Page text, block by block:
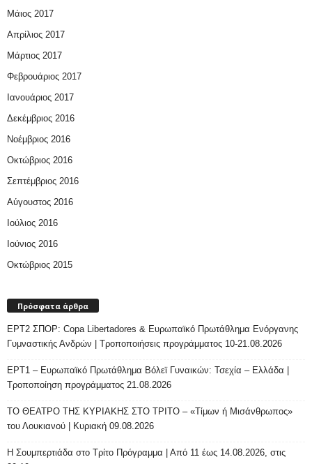
Μάιος 2017
Απρίλιος 2017
Μάρτιος 2017
Φεβρουάριος 2017
Ιανουάριος 2017
Δεκέμβριος 2016
Νοέμβριος 2016
Οκτώβριος 2016
Σεπτέμβριος 2016
Αύγουστος 2016
Ιούλιος 2016
Ιούνιος 2016
Οκτώβριος 2015
Πρόσφατα άρθρα
ΕΡΤ2 ΣΠΟΡ: Copa Libertadores & Ευρωπαϊκό Πρωτάθλημα Ενόργανης
Γυμναστικής Ανδρών | Τροποποιήσεις προγράμματος 10-21.08.2026
ΕΡΤ1 – Ευρωπαϊκό Πρωτάθλημα Βόλεϊ Γυναικών: Τσεχία – Ελλάδα |
Τροποποίηση προγράμματος 21.08.2026
ΤΟ ΘΕΑΤΡΟ ΤΗΣ ΚΥΡΙΑΚΗΣ ΣΤΟ ΤΡΙΤΟ – «Τίμων ή Μισάνθρωπος»
του Λουκιανού | Κυριακή 09.08.2026
H Σουμπερτιάδα στο Τρίτο Πρόγραμμα | Από 11 έως 14.08.2026, στις